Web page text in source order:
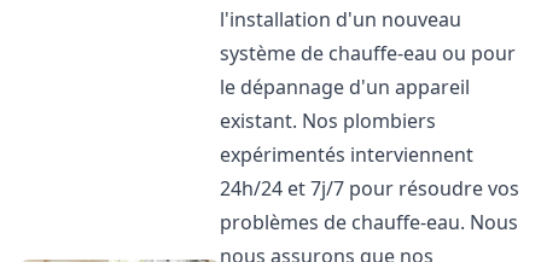
l'installation d'un nouveau
système de chauffe-eau ou pour
le dépannage d'un appareil
existant. Nos plombiers
expérimentés interviennent
24h/24 et 7j/7 pour résoudre vos
problèmes de chauffe-eau. Nous
nous assurons que nos